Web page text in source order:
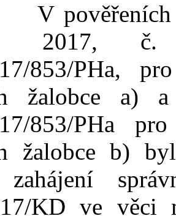
V
2017, č.
853/PHa,
žalobce a)
853/PHa
žalobce b)
zahájení
KD ve věci